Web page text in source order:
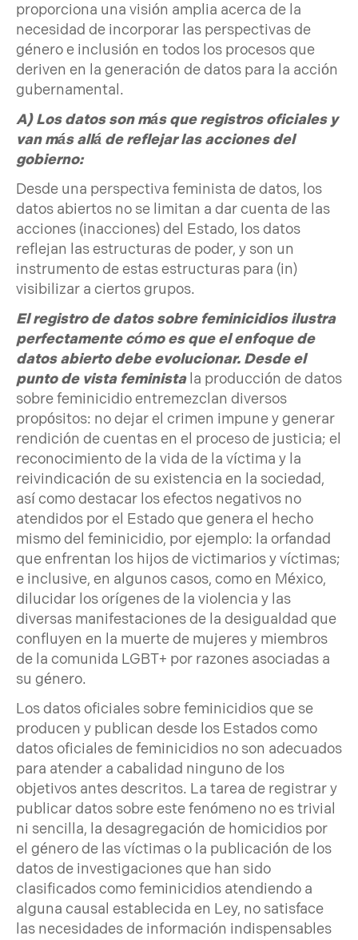
proporciona una visión amplia acerca de la
necesidad de incorporar las perspectivas de
género e inclusión en todos los procesos que
deriven en la generación de datos para la acción
gubernamental.
A) Los datos son más que registros oficiales y
van más allá de reflejar las acciones del
gobierno:
Desde una perspectiva feminista de datos, los
datos abiertos no se limitan a dar cuenta de las
acciones (inacciones) del Estado, los datos
reflejan las estructuras de poder, y son un
instrumento de estas estructuras para (in)
visibilizar a ciertos grupos.
El registro de datos sobre feminicidios ilustra
perfectamente cómo es que el enfoque de
datos abierto debe evolucionar. Desde el
punto de vista feminista la producción de datos
sobre feminicidio entremezclan diversos
propósitos: no dejar el crimen impune y generar
rendición de cuentas en el proceso de justicia; el
reconocimiento de la vida de la víctima y la
reivindicación de su existencia en la sociedad,
así como destacar los efectos negativos no
atendidos por el Estado que genera el hecho
mismo del feminicidio, por ejemplo: la orfandad
que enfrentan los hijos de victimarios y víctimas;
e inclusive, en algunos casos, como en México,
dilucidar los orígenes de la violencia y las
diversas manifestaciones de la desigualdad que
confluyen en la muerte de mujeres y miembros
de la comunida LGBT+ por razones asociadas a
su género.
Los datos oficiales sobre feminicidios que se
producen y publican desde los Estados como
datos oficiales de feminicidios no son adecuados
para atender a cabalidad ninguno de los
objetivos antes descritos. La tarea de registrar y
publicar datos sobre este fenómeno no es trivial
ni sencilla, la desagregación de homicidios por
el género de las víctimas o la publicación de los
datos de investigaciones que han sido
clasificados como feminicidios atendiendo a
alguna causal establecida en Ley, no satisface
las necesidades de información indispensables